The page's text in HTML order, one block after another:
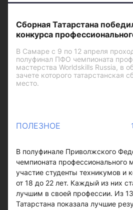
Сборная Татарстана
конкурса
В Самаре с 9 по 12 апреля
полуфинал ПФО чемпионата
мастерства Worldskills Russia, в
зачете которого татарстанская
место.
ПОЛЕЗНОЕ
В полуфинале Приволжского
чемпионата профессионального
участие студенты техникумов и
от 18 до 22 лет. Каждый из них
лучшим в своей профессии. Из
Татарстана показала лучшие